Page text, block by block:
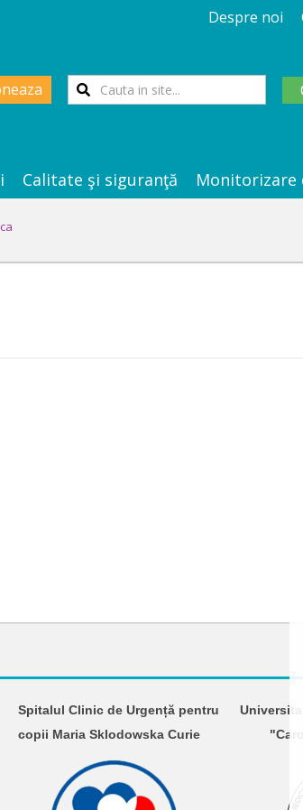
Despre noi
Calitate şi siguranţă Monitorizare
Spitalul Clinic de Urgență pentru
copii Maria Sklodowska Curie